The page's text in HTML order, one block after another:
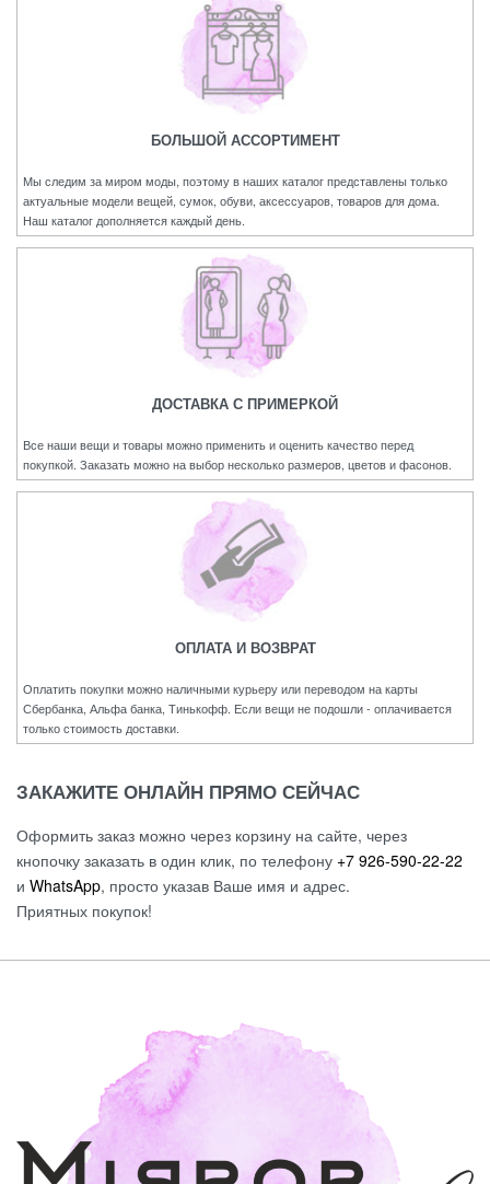
БОЛЬШОЙ АССОРТИМЕНТ
Мы следим за миром моды, поэтому в наших каталог представлены только
актуальные модели вещей, сумок, обуви, аксессуаров, товаров для дома.
Наш каталог дополняется каждый день.
ДОСТАВКА С ПРИМЕРКОЙ
Все наши вещи и товары можно применить и оценить качество перед
покупкой. Заказать можно на выбор несколько размеров, цветов и фасонов.
ОПЛАТА И ВОЗВРАТ
Оплатить покупки можно наличными курьеру или переводом на карты
Сбербанка, Альфа банка, Тинькофф. Если вещи не подошли - оплачивается
только стоимость доставки.
ЗАКАЖИТЕ ОНЛАЙН ПРЯМО СЕЙЧАС
Оформить заказ можно через корзину на сайте, через
кнопочку заказать в один клик, по телефону +7 926-590-22-22
и WhatsApp, просто указав Ваше имя и адрес.
Приятных покупок!